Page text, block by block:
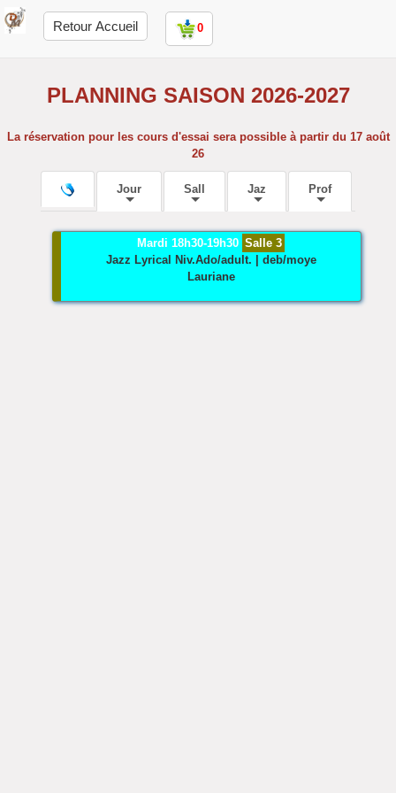
Retour Accueil 0
PLANNING SAISON 2026-2027
La réservation pour les cours d'essai sera possible à partir du 17 août
26
Jour Sall Jaz Prof
Mardi 18h30-19h30 Salle 3
Jazz Lyrical Niv.Ado/adult. | deb/moye
Lauriane